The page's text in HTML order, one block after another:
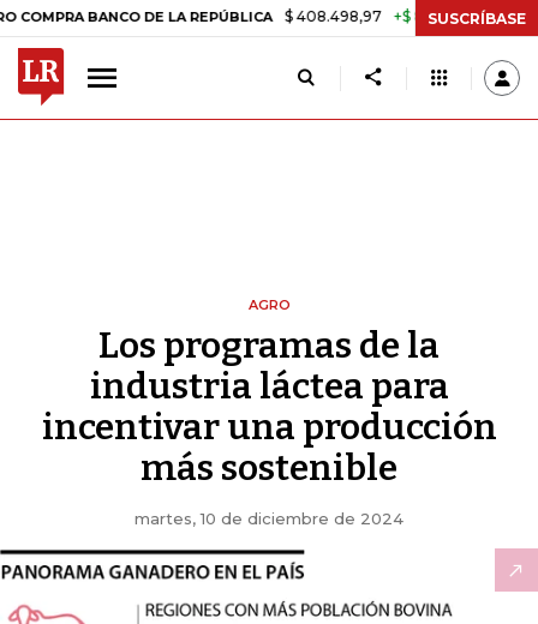
BANCO DE LA REPÚBLICA $ 408.498,97 +$ 8.753,81 +2,19%
SUSCRÍBASE
AGRO
Los programas de la
industria láctea para
incentivar una producción
más sostenible
martes, 10 de diciembre de 2024